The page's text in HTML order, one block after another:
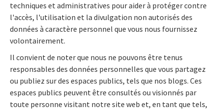
techniques et administratives pour aider à protéger contre
l'accès, l'utilisation et la divulgation non autorisés des
données à caractère personnel que vous nous fournissez
volontairement.
Il convient de noter que nous ne pouvons être tenus
responsables des données personnelles que vous partagez
ou publiez sur des espaces publics, tels que nos blogs. Ces
espaces publics peuvent être consultés ou visionnés par
toute personne visitant notre site web et, en tant que tels,